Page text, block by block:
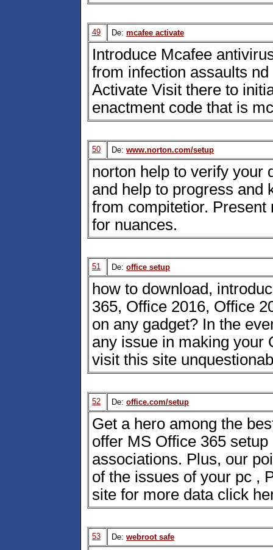
49 De: mcafee activate
Introduce Mcafee
from infection assaults
Activate Visit there to
enactment code that is
50 De: www.norton.com/setup
norton help to verify your
and help to progress and
from compitetior.
for nuances.
51 De: office setup
how to download,
365, Office 2016, Office
on any gadget? In the
any issue in making your
visit this site
52 De: office.com/setup
Get a hero among the
offer MS Office 365
associations. Plus, our
of the issues of your pc ,
site for more data click
53 De: webroot safe